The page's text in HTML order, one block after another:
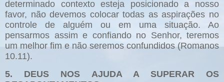
determinado contexto esteja posicionado a nosso
favor, não devemos colocar todas as aspirações no
controle de alguém ou em uma situação. Ao
pensarmos assim e confiando no Senhor, teremos
um melhor fim e não seremos confundidos (Romanos
10.11).
5. DEUS NOS AJUDA A SUPERAR OS